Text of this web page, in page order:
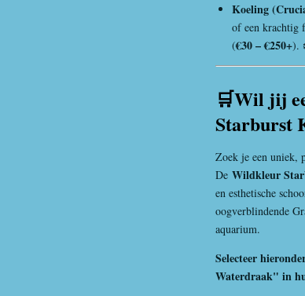
Koeling
of een krachtig
(€30 – €250+).
🛒Wil jij
Starburst
Zoek je een uniek,
De Wildkleur
en esthetische
oogverblindende
aquarium.
Selecteer
Waterdraak" in